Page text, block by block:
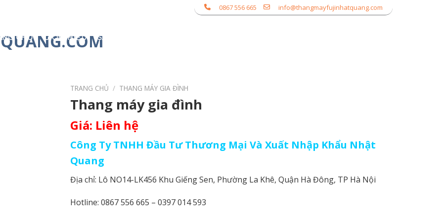
0867 556 665 info@thangmayfujinhatquang.com
CHỦ GIỚI THIỆU SẢN PHẨM
TRANG CHỦ / THANG MÁY GIA ĐÌNH
Thang máy gia đình
Giá: Liên hệ
Công Ty TNHH Đầu Tư Thương Mại Và Xuất Nhập Khẩu Nhật
Quang
Địa chỉ: Lô NO14-LK456 Khu Giếng Sen, Phường La Khê, Quận Hà Đông, TP Hà Nội
Hotline: 0867 556 665 – 0397 014 593